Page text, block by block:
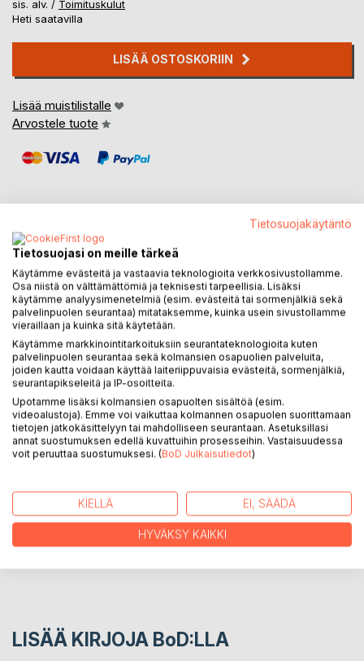
sis. alv. / Toimituskulut
Heti saatavilla
LISÄÄ OSTOSKORIIN
Lisää muistilistalle
Arvostele tuote
KUVAUS
Kuvataiteilija ja tutkija Hannu Töyrylä esittää tässä kirjassa
ajatuksen pienestä tekoälystä vastapainoksi ison tekoälyn
edustamalle automaattiselle kuvatuotannolle. Töyrylä on
vuodesta 2015 kehitellyt tällaista omaan taiteelliseen
työskentelyyn sovitettua tekoälyä. Kirjassa Töyrylä kertoo
ajatuksiaan taiteesta ja tekoälystä sekä esittelee teoksiaan
ja työmenetelmiään.
KIRJAILIJA
LUKIJA-ARVOSTELUT
LISÄÄ KIRJOJA BoD:LLA
Tietosuojakäytäntö
Tietosuojasi on meille tärkeä
Käytämme evästeitä ja vastaavia teknologioita verkkosivustollamme.
Osa niistä on välttämättömiä ja teknisesti tarpeellisia. Lisäksi
käytämme analyysimenetelmiä (esim. evästeitä tai sormenjälkiä sekä
palvelinpuolen seurantaa) mitataksemme, kuinka usein sivustollamme
vieraillaan ja kuinka sitä käytetään.
Käytämme markkinointitarkoituksiin seurantateknologioita kuten
palvelinpuolen seurantaa sekä kolmansien osapuolien palveluita,
joiden kautta voidaan käyttää laiteriippuvaisia evästeitä, sormenjälkiä,
seurantapikseleitä ja IP-osoitteita.
Upotamme lisäksi kolmansien osapuolten sisältöä (esim.
videoalustoja). Emme voi vaikuttaa kolmannen osapuolen suorittamaan
tietojen jatkokäsittelyyn tai mahdolliseen seurantaan. Asetuksillasi
annat suostumuksen edellä kuvattuihin prosesseihin. Vastaisuudessa
voit peruuttaa suostumuksesi. (BoD Julkaisutiedot)
KIELLÄ EI, SÄÄDÄ
HYVÄKSY KAIKKI